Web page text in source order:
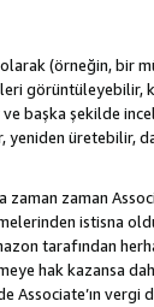
(örneğin, bir
şekilde
üretebilir,
zaman zaman
istisna
tarafından
hak kazansa
vergi